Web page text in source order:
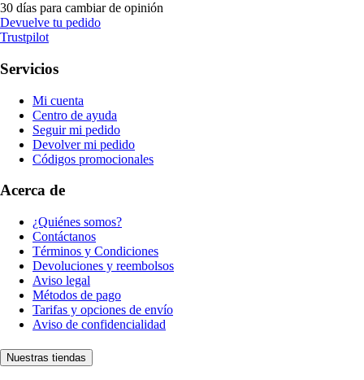
30 días para cambiar de opinión
Devuelve tu pedido
Trustpilot
Servicios
Mi cuenta
Centro de ayuda
Seguir mi pedido
Devolver mi pedido
Códigos promocionales
Acerca de
¿Quiénes somos?
Contáctanos
Términos y Condiciones
Devoluciones y reembolsos
Aviso legal
Métodos de pago
Tarifas y opciones de envío
Aviso de confidencialidad
Nuestras tiendas